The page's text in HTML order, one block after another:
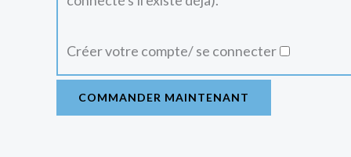
Créer votre compte/ se connecter
COMMANDER MAINTENANT